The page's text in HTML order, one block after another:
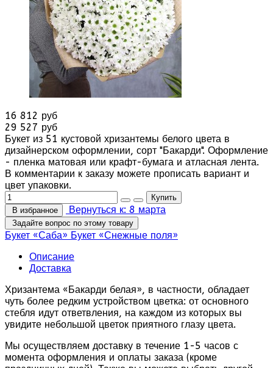
16 812 руб
29 527 руб
Букет из 51 кустовой хризантемы белого цвета в
дизайнерском оформлении, сорт "Бакарди". Оформление
- пленка матовая или крафт-бумага и атласная лента.
В комментарии к заказу можете прописать вариант и
цвет упаковки.
В избранное Вернуться к: 8 марта
Задайте вопрос по этому товару
Букет «Саба» Букет «Снежные поля»
Описание
Доставка
Хризантема «Бакарди белая», в частности, обладает
чуть более редким устройством цветка: от основного
стебля идут ответвления, на каждом из которых вы
увидите небольшой цветок приятного глазу цвета.
Мы осуществляем доставку в течение 1-5 часов с
момента оформления и оплаты заказа (кроме